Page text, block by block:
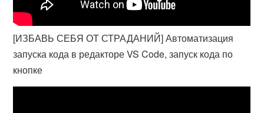
[ИЗБАВЬ СЕБЯ ОТ СТРАДАНИЙ] Автоматизация
запуска кода в редакторе VS Code, запуск кода по
кнопке